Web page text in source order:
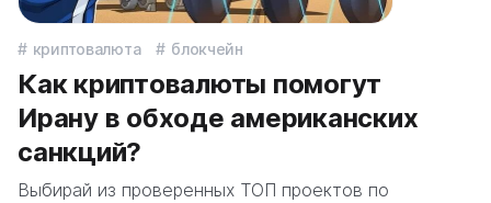
криптовалюта блокчейн
Как криптовалюты помогут
Ирану в обходе американских
санкций?
Выбирай из проверенных ТОП проектов по